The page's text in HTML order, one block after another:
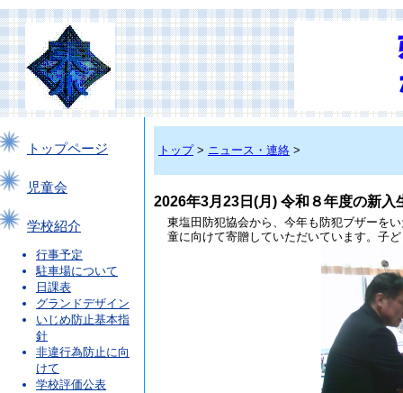
トップページ
児童会
学校紹介
行事予定
駐車場について
日課表
グランドデザイン
いじめ防止基本指
針
非違行為防止に向
けて
学校評価公表
トップ> ニュース・連絡 >
2026年3月23日(月) 令和８年度の新入
東塩田防犯協会から、今年も防犯ブザーを
童に向けて寄贈していただいています。子